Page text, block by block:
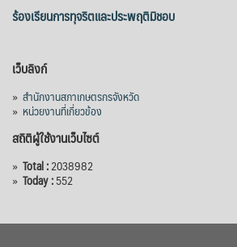
ร้องเรียนการทุจริตและประพฤติมิชอบ
เว็บลิงก์
» สำนักงานสภาเกษตรกรจังหวัด
» หน่วยงานที่เกี่ยวข้อง
สถิติผู้ใช้งานเว็บไซต์
» Total :2038982
» Today :552